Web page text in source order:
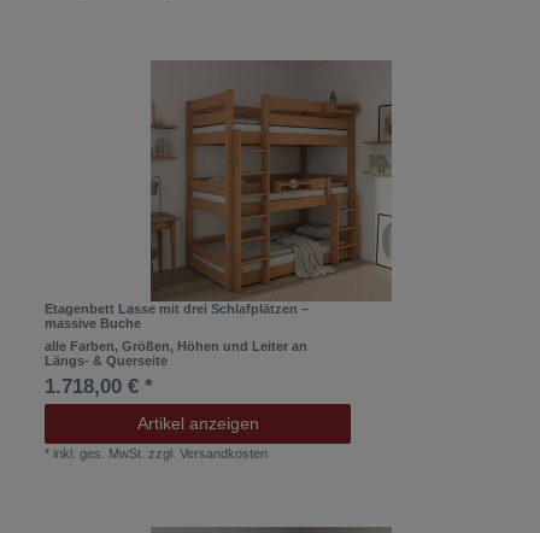
Etagenbett Lasse mit drei Schlafplätzen –
massive Buche
alle Farben, Größen, Höhen und Leiter an
Längs- & Querseite
1.718,00 € *
Artikel anzeigen
* inkl. ges. MwSt. zzgl.Versandkosten